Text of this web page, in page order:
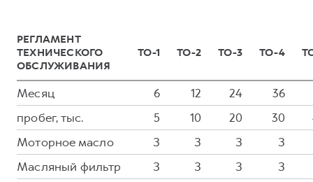
РЕГЛАМЕНТ
ТЕХНИЧЕСКОГО
ОБСЛУЖИВАНИЯ
ТО-1 ТО-2 ТО-3 ТО-4
Месяц 6 12 24 36
пробег, тыс.
5 10 20 30
Моторное масло
З З З
З
Масляный фильтр
З З З
З